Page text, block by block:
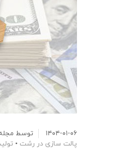
۱۴۰۴-۰۱-۰۶ توسط
پالت سازی در رشت •